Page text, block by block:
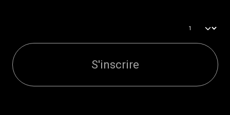
S'inscrire